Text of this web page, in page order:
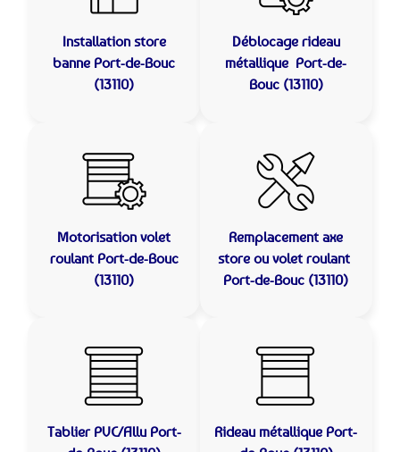
Installation store
banne Port-de-Bouc
(13110)
Déblocage rideau
métallique Port-de-
Bouc (13110)
Motorisation volet
roulant Port-de-Bouc
(13110)
Remplacement axe
store ou volet roulant
Port-de-Bouc (13110)
Tablier PVC/Allu Port-
Rideau métallique Port-